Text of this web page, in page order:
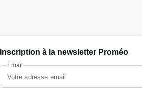
Inscription à la newsletter Proméo
Email